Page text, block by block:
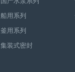
船用系列
釜用系列
集装式密封